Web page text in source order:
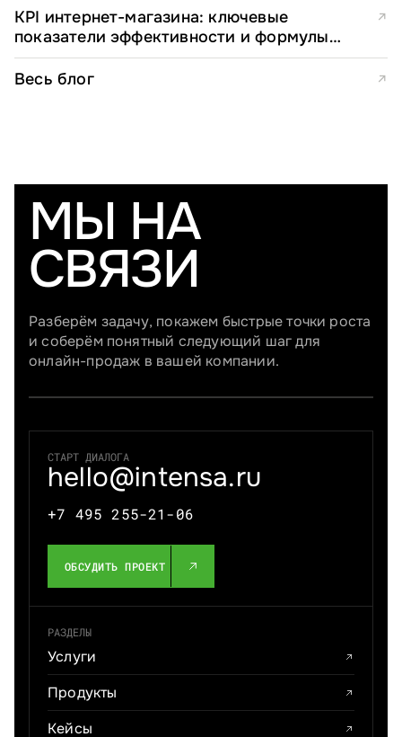
KPI интернет-магазина: ключевые
показатели эффективности и формулы
расчета
↗
Весь блог ↗
МЫ НА
СВЯЗИ
Разберём задачу, покажем быстрые точки роста
и соберём понятный следующий шаг для
онлайн-продаж в вашей компании.
СТАРТ ДИАЛОГА
hello@intensa.ru
+7 495 255-21-06
ОБСУДИТЬ ПРОЕКТ
РАЗДЕЛЫ
Услуги
Продукты
Кейсы